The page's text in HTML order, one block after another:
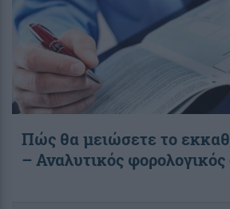
Πώς θα μειώσετε το
– Αναλυτικός φορολογικός